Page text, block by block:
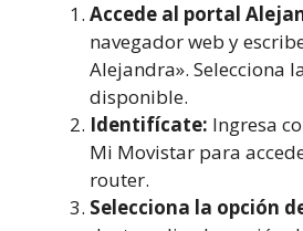
Accede al portal
navegador web y
Alejandra». Selecciona
disponible.
Identifícate: Ingresa
Mi Movistar para
router.
Selecciona la opción